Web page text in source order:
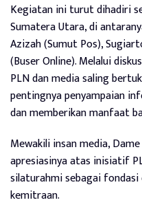
Kegiatan ini turut dihadiri
Sumatera Utara, di
Azizah (Sumut Pos),
(Buser Online). Melalui
PLN dan media saling
pentingnya penyampaian
dan memberikan manfaat
Mewakili insan media,
apresiasinya atas inisiatif
silaturahmi sebagai fondasi
kemitraan.